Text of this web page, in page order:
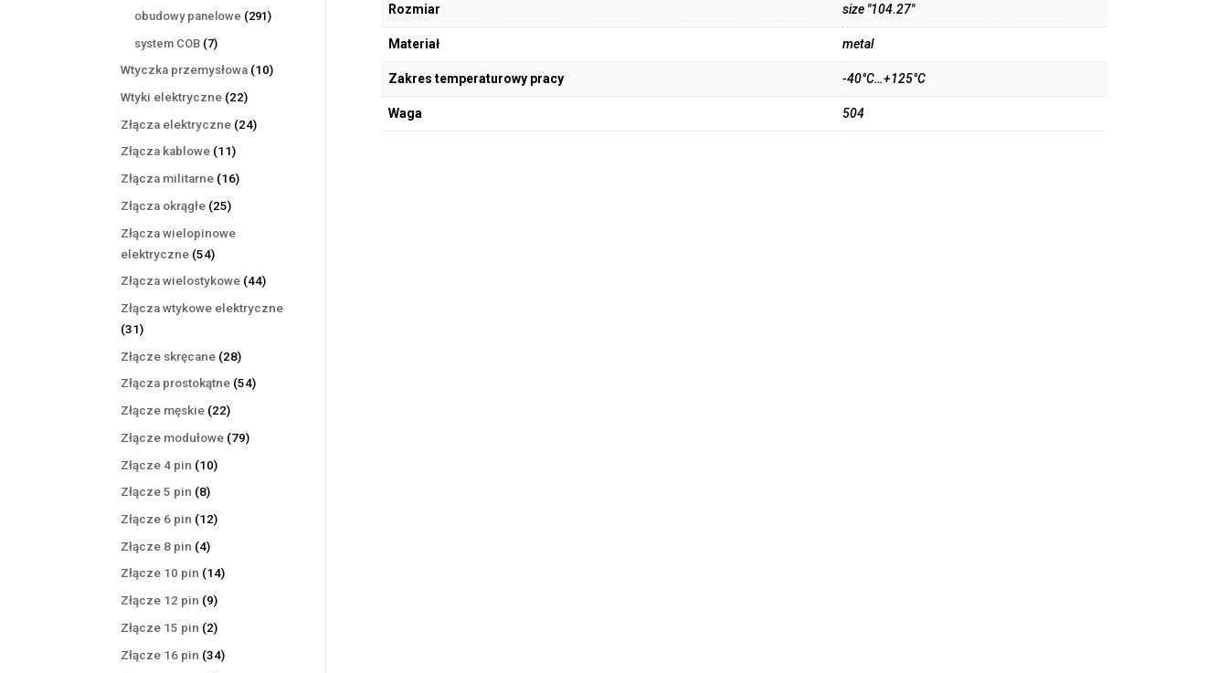
produkty
obudowy panelowe 291291
system COB 77
produktów
Wtyczka przemysłowa 1010
Wtyki elektryczne 2222
produkty
Złącza elektryczne 2424
Złącza kablowe 1111
produktów
Złącza militarne 1616
Złącza okrągłe 2525
Złącza wielopinowe
elektryczne 5454
produkty
Złącza wielostykowe 4444
Złącza wtykowe elektryczne
3131
produktów
Złącze skręcane 2828
produktów
Złącza prostokątne 5454
Złącze męskie 2222
produkty
Złącze modułowe 7979
Złącze 4 pin 1010
Złącze 5 pin 88
produktów
Złącze 6 pin 1212
Złącze 8 pin 44
produkty
Złącze 10 pin 1414
Złącze 12 pin 99
produktów
Złącze 15 pin 22
produkty
Złącze 16 pin 3434
Rozmiar size "104.27"
Materiał metal
Zakres temperaturowy pracy -40°C…+125°C
Waga 504